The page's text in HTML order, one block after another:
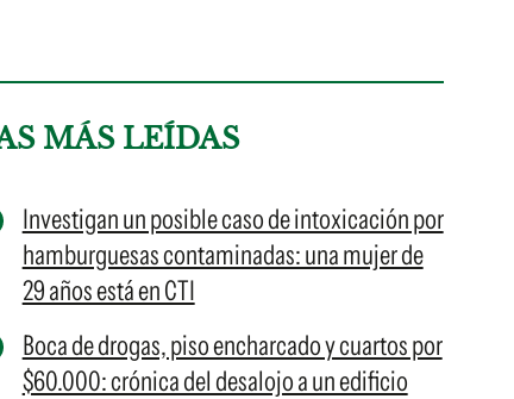
MÁS LEÍDAS
Investigan un posible caso de intoxicación por
hamburguesas contaminadas: una mujer de
29 años está en CTI
Boca de drogas, piso encharcado y cuartos por
$60.000: crónica del desalojo a un edificio